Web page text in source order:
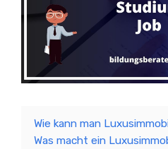
Wie kann man
Was macht ein